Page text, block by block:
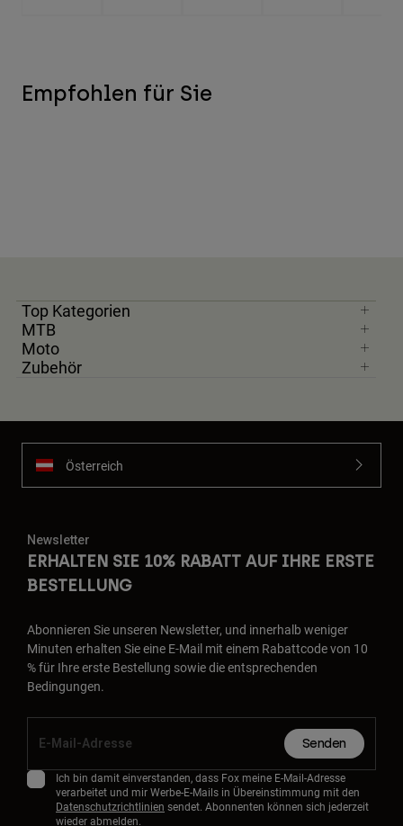
Empfohlen für Sie
Top Kategorien
MTB
Moto
Zubehör
Österreich
Newsletter
ERHALTEN SIE 10% RABATT AUF IHRE ERSTE
BESTELLUNG
Abonnieren Sie unseren Newsletter, und innerhalb weniger
Minuten erhalten Sie eine E-Mail mit einem Rabattcode von 10
% für Ihre erste Bestellung sowie die entsprechenden
Bedingungen.
Senden
Ich bin damit einverstanden, dass Fox meine E-Mail-Adresse
verarbeitet und mir Werbe-E-Mails in Übereinstimmung mit den
Datenschutzrichtlinien sendet. Abonnenten können sich jederzeit
wieder abmelden.